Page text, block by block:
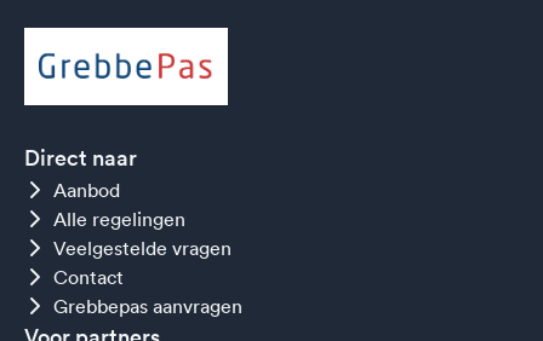
Direct naar
Aanbod
Alle regelingen
Veelgestelde vragen
Contact
Grebbepas aanvragen